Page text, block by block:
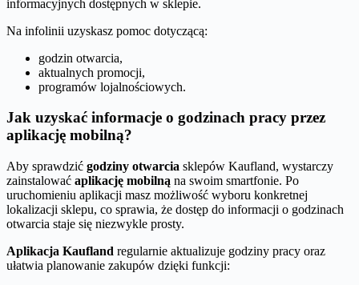
informacyjnych dostępnych w sklepie.
Na infolinii uzyskasz pomoc dotyczącą:
godzin otwarcia,
aktualnych promocji,
programów lojalnościowych.
Jak uzyskać informacje o godzinach pracy przez
aplikację mobilną?
Aby sprawdzić godziny otwarcia sklepów Kaufland, wystarczy
zainstalować aplikację mobilną na swoim smartfonie. Po
uruchomieniu aplikacji masz możliwość wyboru konkretnej
lokalizacji sklepu, co sprawia, że dostęp do informacji o godzinach
otwarcia staje się niezwykle prosty.
Aplikacja Kaufland regularnie aktualizuje godziny pracy oraz
ułatwia planowanie zakupów dzięki funkcji: